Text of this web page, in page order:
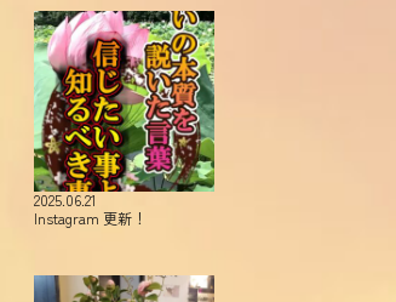
2025.06.21
Instagram 更新！